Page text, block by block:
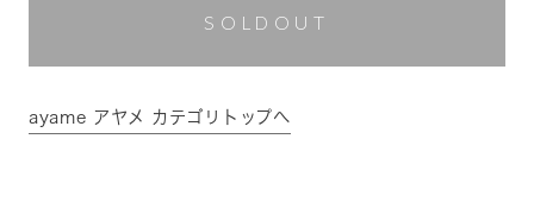
SOLDOUT
ayame アヤメ カテゴリトップへ